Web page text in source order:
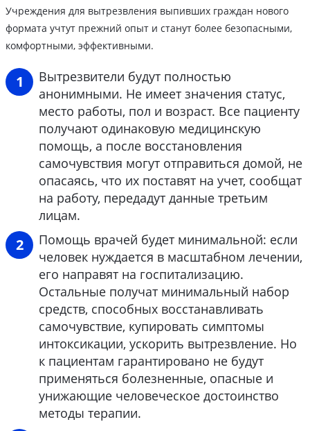
Учреждения для вытрезвления выпивших граждан нового
формата учтут прежний опыт и станут более безопасными,
комфортными, эффективными.
Вытрезвители будут полностью
анонимными. Не имеет значения статус,
место работы, пол и возраст. Все пациенту
получают одинаковую медицинскую
помощь, а после восстановления
самочувствия могут отправиться домой, не
опасаясь, что их поставят на учет, сообщат
на работу, передадут данные третьим
лицам.
Помощь врачей будет минимальной: если
человек нуждается в масштабном лечении,
его направят на госпитализацию.
Остальные получат минимальный набор
средств, способных восстанавливать
самочувствие, купировать симптомы
интоксикации, ускорить вытрезвление. Но
к пациентам гарантировано не будут
применяться болезненные, опасные и
унижающие человеческое достоинство
методы терапии.